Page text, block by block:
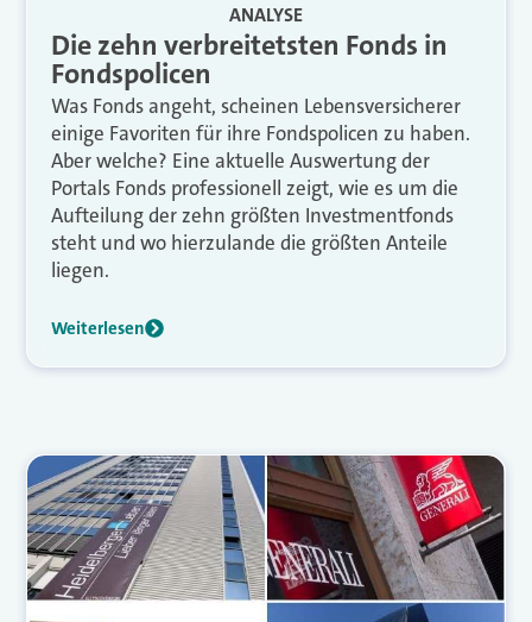
ANALYSE
Die zehn verbreitetsten Fonds in
Fondspolicen
Was Fonds angeht, scheinen Lebensversicherer
einige Favoriten für ihre Fondspolicen zu haben.
Aber welche? Eine aktuelle Auswertung der
Portals Fonds professionell zeigt, wie es um die
Aufteilung der zehn größten Investmentfonds
steht und wo hierzulande die größten Anteile
liegen.
Weiterlesen